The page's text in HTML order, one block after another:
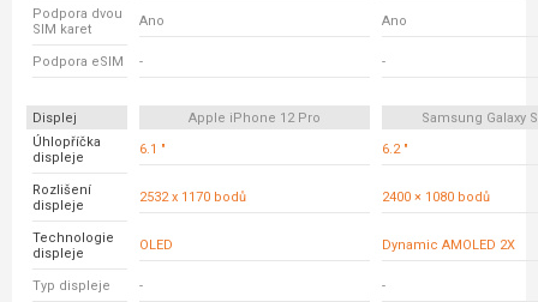
Podpora dvou
SIM karet
Ano Ano
Podpora eSIM - -
Displej Apple iPhone 12 Pro
Samsung Galaxy
Úhlopříčka
displeje
6.1 " 6.2 "
Rozlišení
displeje
2532 x 1170 bodů 2400 × 1080 bodů
Technologie
displeje
OLED Dynamic AMOLED 2X
Typ displeje - -